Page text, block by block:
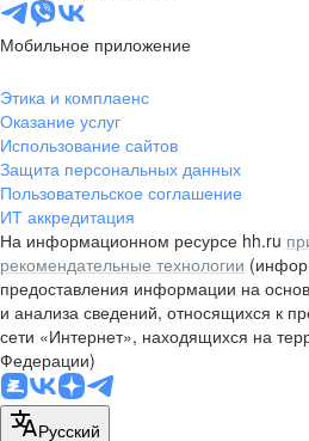
Мобильное приложение
Этика и комплаенс
Оказание услуг
Использование сайтов
Защита персональных данных
Пользовательское соглашение
ИТ аккредитация
На информационном ресурсе hh.ru
рекомендательные технологии
предоставления информации на
и анализа сведений, относящихся к
сети «Интернет», находящихся на
Федерации)
Русский